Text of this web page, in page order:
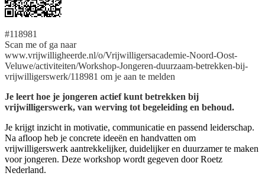
#118981
Scan me of ga naar
www.vrijwilligheerde.nl/o/Vrijwilligersacademie-Noord-Oost-
Veluwe/activiteiten/Workshop-Jongeren-duurzaam-betrekken-bij-
vrijwilligerswerk/118981 om je aan te melden
Je leert hoe je jongeren actief kunt betrekken bij
vrijwilligerswerk, van werving tot begeleiding en behoud.
Je krijgt inzicht in motivatie, communicatie en passend leiderschap.
Na afloop heb je concrete ideeën en handvatten om
vrijwilligerswerk aantrekkelijker, duidelijker en duurzamer te maken
voor jongeren. Deze workshop wordt gegeven door Roetz
Nederland.